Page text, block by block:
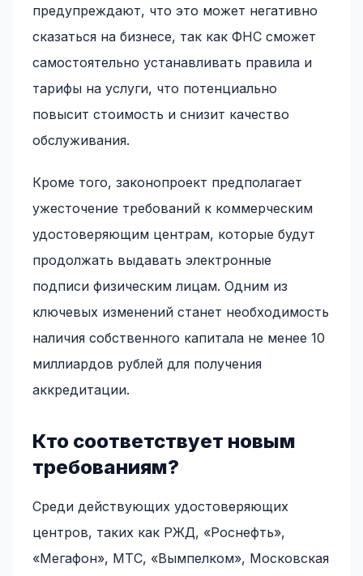
предупреждают, что это может негативно
сказаться на бизнесе, так как ФНС сможет
самостоятельно устанавливать правила и
тарифы на услуги, что потенциально
повысит стоимость и снизит качество
обслуживания.
Кроме того, законопроект предполагает
ужесточение требований к коммерческим
удостоверяющим центрам, которые будут
продолжать выдавать электронные
подписи физическим лицам. Одним из
ключевых изменений станет необходимость
наличия собственного капитала не менее 10
миллиардов рублей для получения
аккредитации.
Кто соответствует новым
требованиям?
Среди действующих удостоверяющих
центров, таких как РЖД, «Роснефть»,
«Мегафон», МТС, «Вымпелком», Московская